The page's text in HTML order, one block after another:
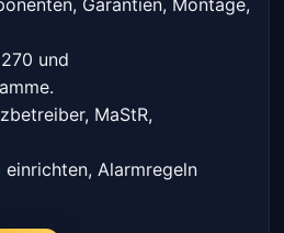
Garantien, Montage,
und
MaStR,
Alarmregeln